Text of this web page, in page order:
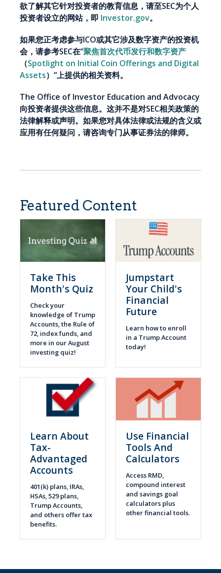
欲了解其它针对投资者的教育信息，请至SEC为个人
投资者设立的网站，即 Investor.gov。
如果您正考虑参与ICO或其它涉及数字资产的投资机
会，请参考SEC在“聚焦首次代币发行和数字资产
（Spotlight on Initial Coin Offerings and Digital
Assets）”上提供的相关资料。
The Office of Investor Education and Advocacy
向投资者提供这些信息。这并不是对SEC相关政策的
法律解释或声明。如果您对具体法律或法规的含义或
应用有任何疑问，请咨询专门从事证券法的律师。
Featured Content
Take This
Month's Quiz
Check your
knowledge of Trump
Accounts, the Rule of
72, index funds, and
more in our August
investing quiz!
Jumpstart
Your Child's
Financial
Future
Learn how to enroll
in a Trump Account
today!
Learn About
Tax-
Advantaged
Accounts
401(k) plans, IRAs,
HSAs, 529 plans,
Trump Accounts,
and others offer tax
benefits.
Use Financial
Tools And
Calculators
Access RMD,
compound interest
and savings goal
calculators plus
other financial tools.